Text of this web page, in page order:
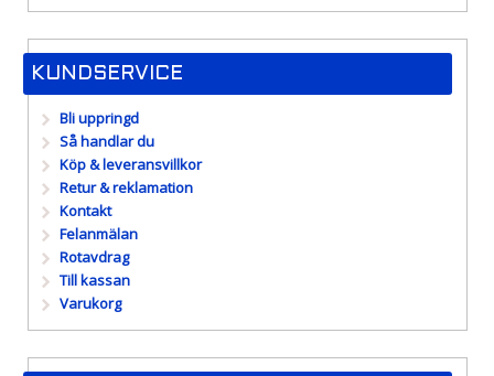
KUNDSERVICE
Bli uppringd
Så handlar du
Köp & leveransvillkor
Retur & reklamation
Kontakt
Felanmälan
Rotavdrag
Till kassan
Varukorg